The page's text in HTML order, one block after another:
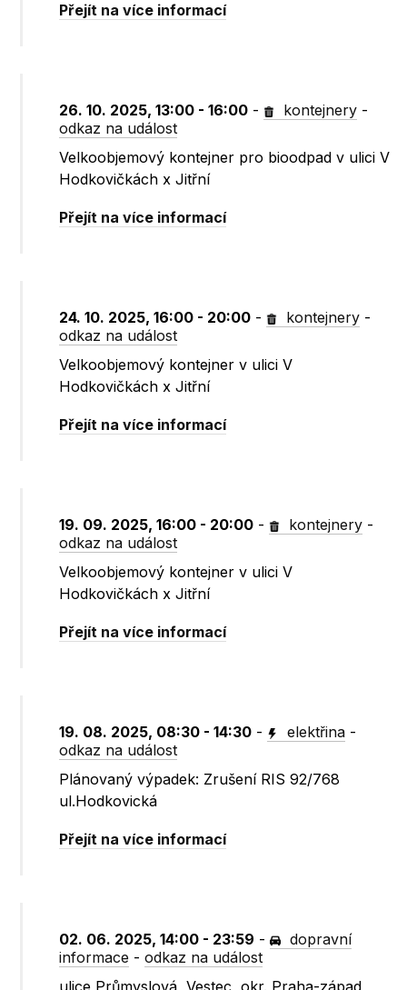
Přejít na více informací
26. 10. 2025, 13:00 - 16:00 - kontejnery -
odkaz na událost
Velkoobjemový kontejner pro bioodpad v ulici V
Hodkovičkách x Jitřní
Přejít na více informací
24. 10. 2025, 16:00 - 20:00 - kontejnery -
odkaz na událost
Velkoobjemový kontejner v ulici V
Hodkovičkách x Jitřní
Přejít na více informací
19. 09. 2025, 16:00 - 20:00 - kontejnery -
odkaz na událost
Velkoobjemový kontejner v ulici V
Hodkovičkách x Jitřní
Přejít na více informací
19. 08. 2025, 08:30 - 14:30 - elektřina -
odkaz na událost
Plánovaný výpadek: Zrušení RIS 92/768
ul.Hodkovická
Přejít na více informací
02. 06. 2025, 14:00 - 23:59 -
dopravní
informace -odkaz na událost
ulice Průmyslová, Vestec, okr. Praha-západ,